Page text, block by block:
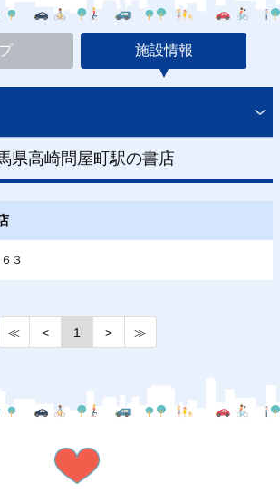
施設情報
県高崎問屋町駅の書店
３
≪ < 1 > ≫